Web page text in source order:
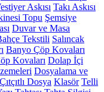
Askısı Takı Askısı
Topu Şemsiye
Duvar ve Masa
Tekstili Salıncak
Banyo Çöp Kovaları
Kovaları Dolap İçi
Dosyalama ve
Çıtçıtlı Dosya Klasör Telli